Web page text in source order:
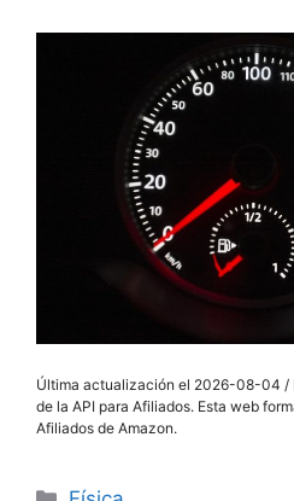
Última actualización el 2026-08-04 /
de la API para Afiliados. Esta web
Afiliados de Amazon.
Categorías